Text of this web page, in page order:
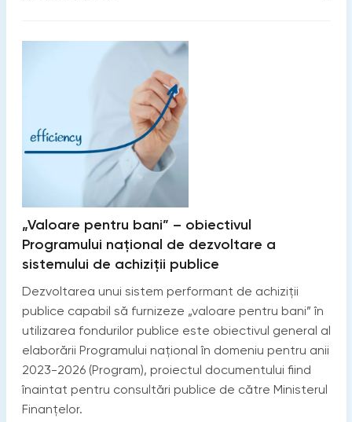
„Valoare pentru bani” – obiectivul
Programului național de dezvoltare a
sistemului de achiziții publice
Dezvoltarea unui sistem performant de achiziții
publice capabil să furnizeze „valoare pentru bani” în
utilizarea fondurilor publice este obiectivul general al
elaborării Programului național în domeniu pentru anii
2023-2026 (Program), proiectul documentului fiind
înaintat pentru consultări publice de către Ministerul
Finanțelor.